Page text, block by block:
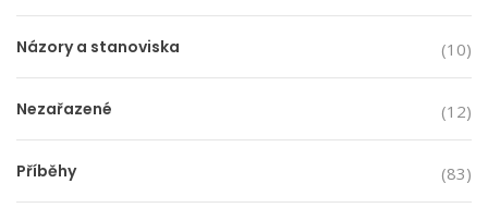
Názory a stanoviska (10)
Nezařazené (12)
Příběhy (83)